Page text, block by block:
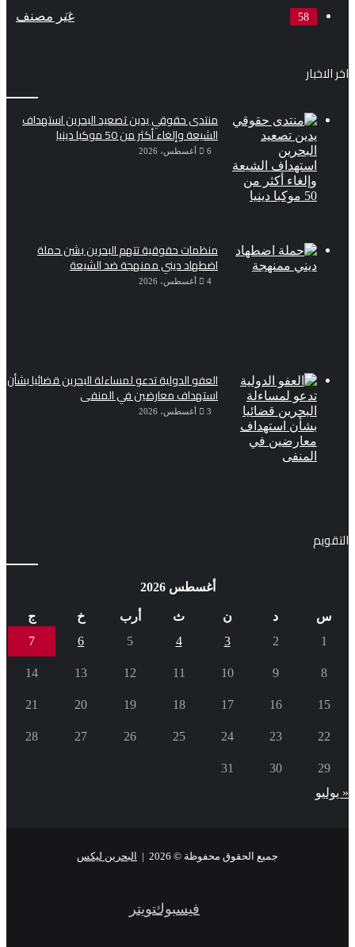
غير مصنف 58
اخر الاخبار
منتدى حقوقي يدين تصعيد البحرين استهداف
الشيعة وإلغاء أكثر من 50 موكبا دينيا
6 أغسطس، 2026
منظمات حقوقية تتهم البحرين بشن حملة
اضطهاد ديني ممنهجة ضد الشيعة
4 أغسطس، 2026
العفو الدولية تدعو لمساءلة البحرين قضائيا بشأن
استهداف معارضين في المنفى
3 أغسطس، 2026
التقويم
أغسطس 2026
س د ن ث أرب خ
ج
1
2
3
4
5
6
7
8
9
10
11
12
13
14
15
16
17
18
19
20
21
22
23
24
25
26
27
28
29
30
31
« يوليو
جميع الحقوق محفوظة © 2026 | البحرين ليكس
فيسبوكتويتر